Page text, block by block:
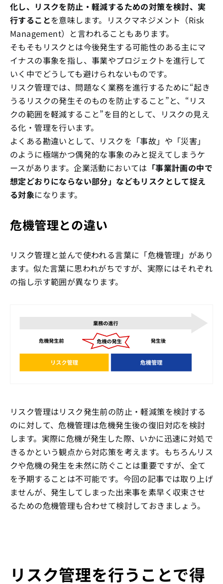
化し、リスクを防止・軽減するための対策を検討、実
行することを意味します。リスクマネジメント（Risk
Management）と言われることもあります。
そもそもリスクとは今後発生する可能性のある主にマ
イナスの事象を指し、事業やプロジェクトを進行して
いく中でどうしても避けられないものです。
リスク管理では、問題なく業務を進行するために“起き
うるリスクの発生そのものを防止すること”と、“リス
クの範囲を軽減すること”を目的として、リスクの見え
る化・管理を行います。
よくある勘違いとして、リスクを「事故」や「災害」
のように極端かつ偶発的な事象のみと捉えてしまうケ
ースがあります。企業活動においては 「事業計画の中で
想定どおりにならない部分」などもリスクとして捉え
る対象になります。
危機管理との違い
リスク管理と並んで使われる言葉に「危機管理」があり
ます。似た言葉に思われがちですが、実際にはそれぞれ
の指し示す範囲が異なります。
リスク管理はリスク発生前の防止・軽減策を検討する
のに対して、危機管理は危機発生後の復旧対応を検討
します。実際に危機が発生した際、いかに迅速に対処で
きるかという観点から対応策を考えます。もちろんリス
クや危機の発生を未然に防ぐことは重要ですが、全て
を予期することは不可能です。今回の記事では取り上げ
ませんが、発生してしまった出来事を素早く収束させ
るための危機管理も合わせて検討しておきましょう。
リスク管理を行うことで得